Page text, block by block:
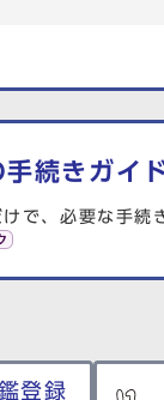
手続きガイド
で、必要な手続
登録